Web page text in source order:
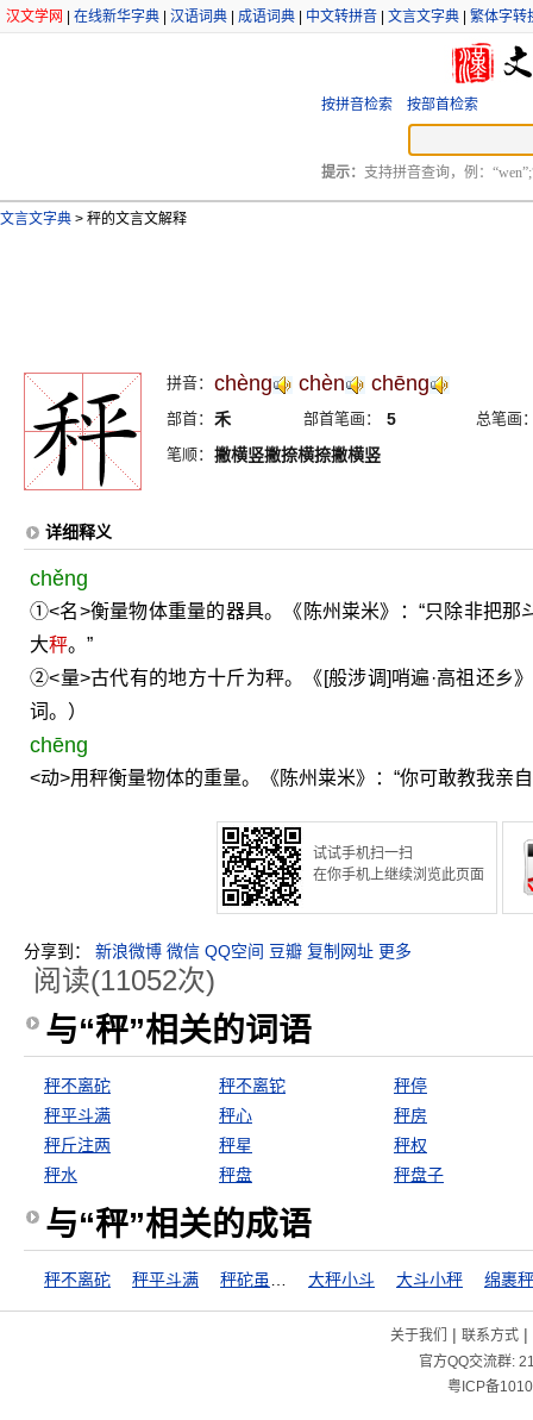
汉文学网 在线新华字典 汉语词典 成语词典 中文转拼音 文言文字典 繁体字转
按拼音检索 按部首检索
提示： 支持拼音查询，例：
文言文字典 > 秤的文言文解释
拼音： chèng chèn chēng
部首： 禾 部首笔画： 5
总笔画
笔顺： 撇横竖撇捺横捺撇横竖
详细释义
chěng
①<名>衡量物体重量的器具。《陈州粜米》：“只除非把那
大秤。”
②<量>古代有的地方十斤为秤。《[般涉调]哨遍·高祖还乡
词。）
chēng
<动>用秤衡量物体的重量。《陈州粜米》：“你可敢教我亲自
试试手机扫一扫
在你手机上继续浏览此页面
分享到： 新浪微博 微信 QQ空间 豆瓣 复制网址 更多
阅读(11052次)
与“秤”相关的词语
秤不离砣 秤不离铊
秤停
秤平斗满
秤心
秤房
秤斤注两
秤星
秤权
秤水
秤盘 秤盘子
与“秤”相关的成语
秤不离砣 秤平斗满 大秤小斗 大斗小秤 绵裹
关于我们 | 联系方式|
官方QQ交流群:
粤ICP备